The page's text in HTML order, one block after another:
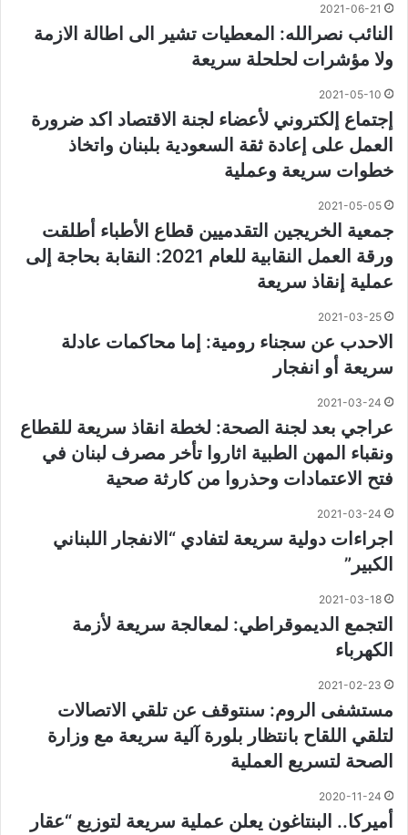
2021-06-21
النائب نصرالله: المعطيات تشير الى اطالة الازمة
ولا مؤشرات لحلحلة سريعة
2021-05-10
إجتماع إلكتروني لأعضاء لجنة الاقتصاد اكد ضرورة
العمل على إعادة ثقة السعودية بلبنان واتخاذ
خطوات سريعة وعملية
2021-05-05
جمعية الخريجين التقدميين قطاع الأطباء أطلقت
ورقة العمل النقابية للعام 2021: النقابة بحاجة إلى
عملية إنقاذ سريعة
2021-03-25
الاحدب عن سجناء رومية: إما محاكمات عادلة
سريعة أو انفجار
2021-03-24
عراجي بعد لجنة الصحة: لخطة انقاذ سريعة للقطاع
ونقباء المهن الطبية اثاروا تأخر مصرف لبنان في
فتح الاعتمادات وحذروا من كارثة صحية
2021-03-24
اجراءات دولية سريعة لتفادي “الانفجار اللبناني
الكبير”
2021-03-18
التجمع الديموقراطي: لمعالجة سريعة لأزمة
الكهرباء
2021-02-23
مستشفى الروم: سنتوقف عن تلقي الاتصالات
لتلقي اللقاح بانتظار بلورة آلية سريعة مع وزارة
الصحة لتسريع العملية
2020-11-24
أميركا.. البنتاغون يعلن عملية سريعة لتوزيع “عقار